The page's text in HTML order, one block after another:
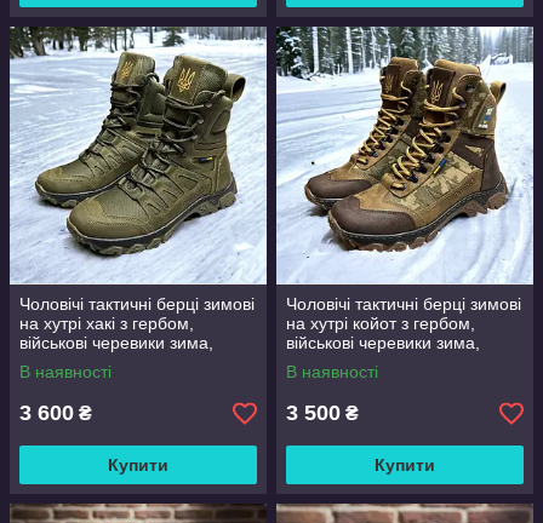
Чоловічі тактичні берці зимові
на хутрі хакі з гербом,
військові черевики зима,
розмір 40 41 42 43 44 45 46
В наявності
3 600 ₴
Купити
Чоловічі тактичні берці зимові
на хутрі койот з гербом,
військові черевики зима,
розмір 40 41 42 43 44 45 46
В наявності
3 500 ₴
Купити